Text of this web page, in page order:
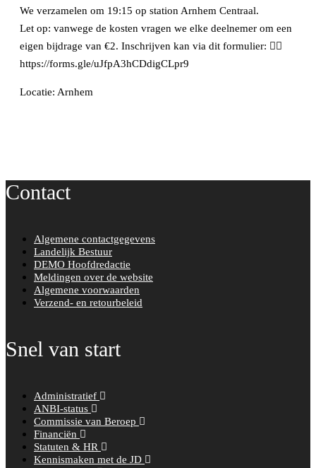
We verzamelen om 19:15 op station Arnhem Centraal.
Let op: vanwege de kosten vragen we elke deelnemer om een
eigen bijdrage van €2. Inschrijven kan via dit formulier: 👇🏻
https://forms.gle/uJfpA3hCDdigCLpr9
Locatie: Arnhem
Contact
Algemene contactgegevens
Landelijk Bestuur
DEMO Hoofdredactie
Meldingen over de website
Algemene voorwaarden
Verzend- en retourbeleid
Snel van start
Administratief
ANBI-status
Commissie van Beroep
Financiën
Statuten & HR
Kennismaken met de JD